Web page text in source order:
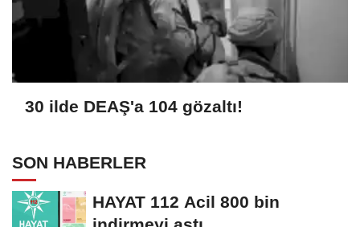
30 ilde DEAŞ'a 104 gözaltı!
SON HABERLER
HAYAT 112 Acil 800 bin